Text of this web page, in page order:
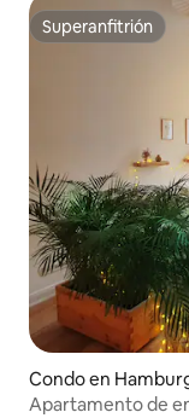
Superanfitrión
Superanfitrión
Condo en
Apartamento de